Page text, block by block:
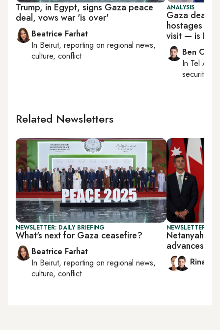
Trump, in Egypt, signs Gaza peace
deal, vows war 'is over'
Beatrice Farhat
In Beirut, reporting on regional news,
culture, conflict
ANALYSIS
Gaza deal
hostages
visit — is
Ben
In Tel Aviv
security,
Related Newsletters
NEWSLETTER: DAILY BRIEFING
What's next for Gaza ceasefire?
Beatrice Farhat
In Beirut, reporting on regional news,
culture, conflict
NEWSLETTER:
Netanyahu
advances
Rina